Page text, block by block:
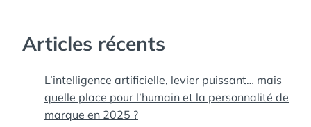
Articles récents
L’intelligence artificielle, levier puissant… mais
quelle place pour l’humain et la personnalité de
marque en 2025 ?